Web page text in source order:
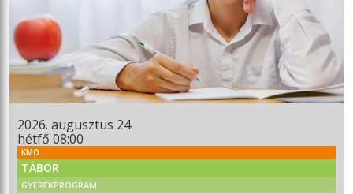
2026. augusztus 24.
hétfő 08:00
KMO
TÁBOR
GYEREKPROGRAM